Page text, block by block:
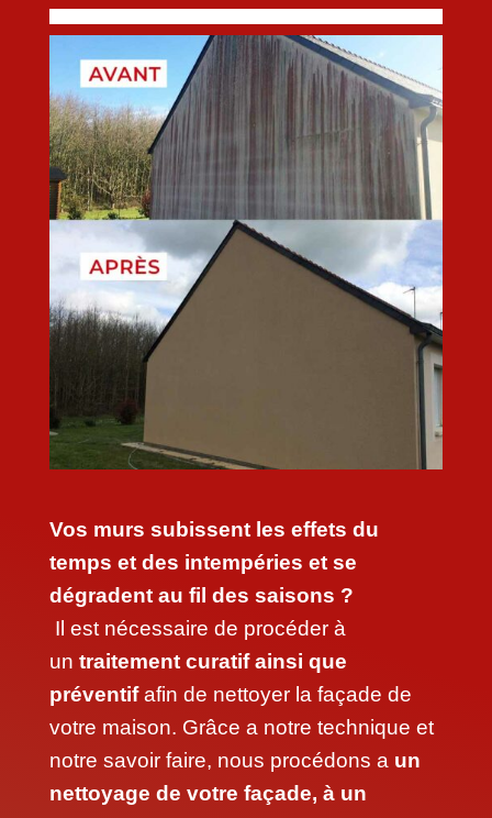
Vos murs subissent les effets du
temps et des intempéries et se
dégradent au fil des saisons ?
Il est nécessaire de procéder à
un traitement curatif ainsi que
préventifafin de nettoyer la façade de
votre maison. Grâce a notre technique et
notre savoir faire, nous procédons a un
nettoyage de votre façade, à un